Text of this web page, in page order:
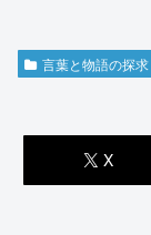
言葉と物語の探求
X